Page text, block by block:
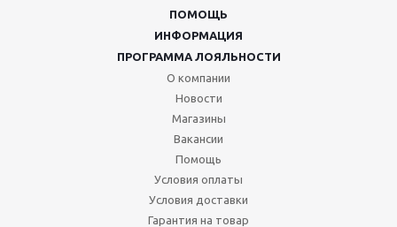
ПОМОЩЬ
ИНФОРМАЦИЯ
ПРОГРАММА ЛОЯЛЬНОСТИ
О компании
Новости
Магазины
Вакансии
Помощь
Условия оплаты
Условия доставки
Гарантия на товар